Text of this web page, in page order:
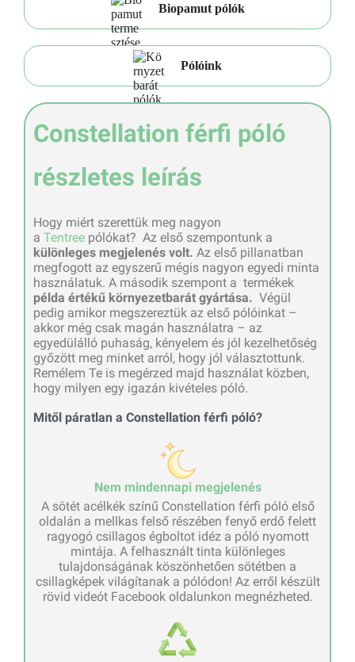
Biopamut pólók
Pólóink
Constellation férfi póló
részletes leírás
Hogy miért szerettük meg nagyon
a Tentree pólókat? Az első szempontunk a
különleges megjelenés volt. Az első pillanatban
megfogott az egyszerű mégis nagyon egyedi minta
használatuk. A második szempont a termékek
példa értékű környezetbarát gyártása. Végül
pedig amikor megszereztük az első pólóinkat –
akkor még csak magán használatra – az
egyedülálló puhaság, kényelem és jól kezelhetőség
győzött meg minket arról, hogy jól választottunk.
Remélem Te is megérzed majd használat közben,
hogy milyen egy igazán kivételes póló.
Mitől páratlan a Constellation férfi póló?
Nem mindennapi megjelenés
A sötét acélkék színű Constellation férfi póló első
oldalán a mellkas felső részében fenyő erdő felett
ragyogó csillagos égboltot idéz a póló nyomott
mintája. A felhasznált tinta különleges
tulajdonságának köszönhetően sötétben a
csillagképek világítanak a pólódon! Az erről készült
rövid videót Facebook oldalunkon megnézheted.